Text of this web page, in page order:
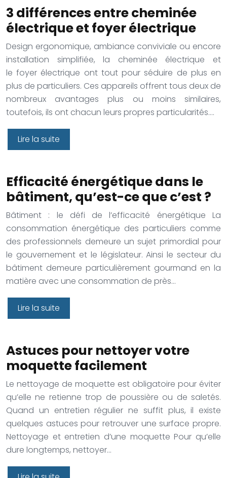
3 différences entre cheminée
électrique et foyer électrique
Design ergonomique, ambiance conviviale ou encore
installation simplifiée, la cheminée électrique et
le foyer électrique ont tout pour séduire de plus en
plus de particuliers. Ces appareils offrent tous deux de
nombreux avantages plus ou moins similaires,
toutefois, ils ont chacun leurs propres particularités….
Lire la suite
Efficacité énergétique dans le
bâtiment, qu’est-ce que c’est ?
Bâtiment : le défi de l’efficacité énergétique La
consommation énergétique des particuliers comme
des professionnels demeure un sujet primordial pour
le gouvernement et le législateur. Ainsi le secteur du
bâtiment demeure particulièrement gourmand en la
matière avec une consommation de près…
Lire la suite
Astuces pour nettoyer votre
moquette facilement
Le nettoyage de moquette est obligatoire pour éviter
qu’elle ne retienne trop de poussière ou de saletés.
Quand un entretien régulier ne suffit plus, il existe
quelques astuces pour retrouver une surface propre.
Nettoyage et entretien d’une moquette Pour qu’elle
dure longtemps, nettoyer…